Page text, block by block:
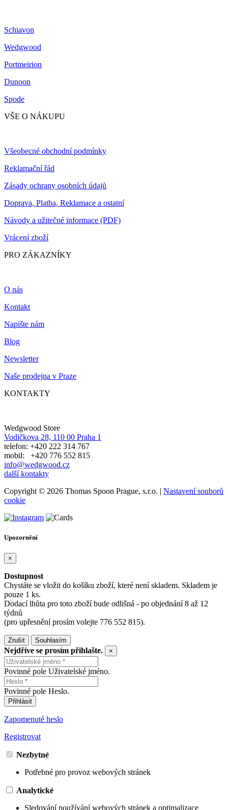
Schiavon
Wedgwood
Portmeirion
Dunoon
Spode
VŠE O NÁKUPU
Všeobecné obchodní podmínky
Reklamační řád
Zásady ochrany osobních údajů
Doprava, Platba, Reklamace a ostatní
Návody a užitečné informace (PDF)
Vrácení zboží
PRO ZÁKAZNÍKY
O nás
Kontakt
Napište nám
Blog
Newsletter
Naše prodejna v Praze
KONTAKTY
Wedgwood Store
Vodičkova 28, 110 00 Praha 1
telefon: +420 222 314 767
mobil: +420 776 552 815
info@wedgwood.cz
další kontakty
Copyright © 2026 Thomas Spoon Prague, s.r.o. | Nastavení souborů
cookie
Upozornění
×
Dostupnost
Chystáte se vložit do košíku zboží, které není skladem. Skladem je
pouze 1 ks.
Dodací lhůta pro toto zboží bude odlišná - po objednání 8 až 12
týdnů
(pro upřesnění prosím volejte 776 552 815).
Zrušit Souhlasím
Nejdříve se prosím přihlašte. ×
Povinné pole Uživatelské jméno.
Povinné pole Heslo.
Přihlásit
Zapomenuté heslo
Registrovat
Nezbytné
Potřebné pro provoz webových stránek
Analytické
Sledování používání webových stránek a optimalizace